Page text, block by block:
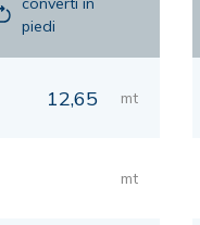
piedi
12,65 mt
mt